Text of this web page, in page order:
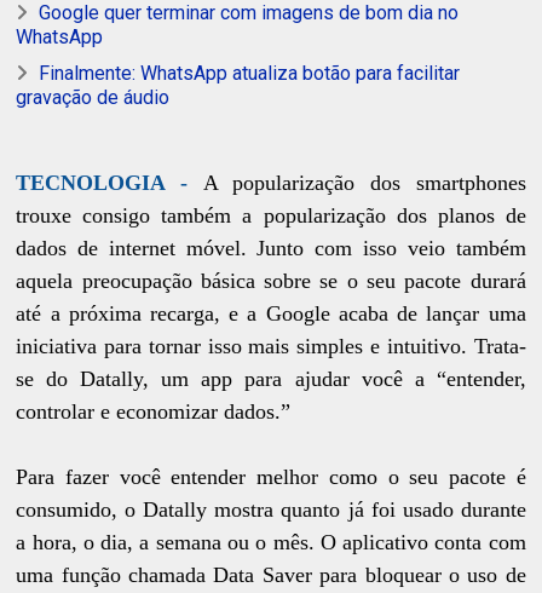
Google quer terminar com imagens de bom dia no
WhatsApp
Finalmente: WhatsApp atualiza botão para facilitar
gravação de áudio
TECNOLOGIA - A popularização dos smartphones
trouxe consigo também a popularização dos planos de
dados de internet móvel. Junto com isso veio também
aquela preocupação básica sobre se o seu pacote durará
até a próxima recarga, e a Google acaba de lançar uma
iniciativa para tornar isso mais simples e intuitivo. Trata-
se do Datally, um app para ajudar você a “entender,
controlar e economizar dados.”
Para fazer você entender melhor como o seu pacote é
consumido, o Datally mostra quanto já foi usado durante
a hora, o dia, a semana ou o mês. O aplicativo conta com
uma função chamada Data Saver para bloquear o uso de